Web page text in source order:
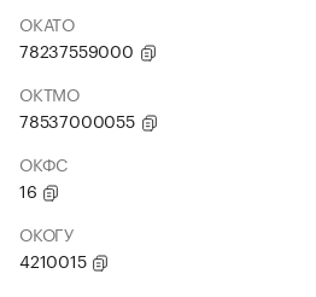
ОКАТО
78237559000
ОКТМО
78537000055
ОКФС
16
ОКОГУ
4210015